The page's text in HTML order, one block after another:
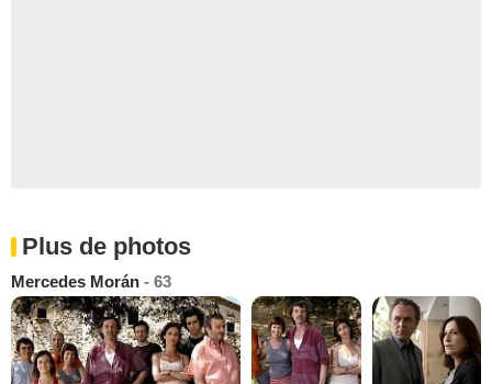
Plus de photos
Mercedes Morán - 63